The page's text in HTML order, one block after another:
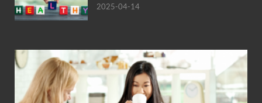
2025-04-14